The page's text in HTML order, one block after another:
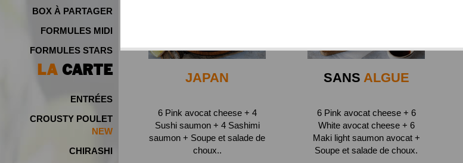
BOX À PARTAGER
FORMULES MIDI
FORMULES STARS
LA CARTE
ENTRÉES
CROUSTY POULET
NEW
CHIRASHI
JAPAN
6 Pink avocat cheese + 4
Sushi saumon + 4 Sashimi
saumon + Soupe et salade de
choux..
SANS ALGUE
6 Pink avocat cheese + 6
White avocat cheese + 6
Maki light saumon avocat +
Soupe et salade de choux.